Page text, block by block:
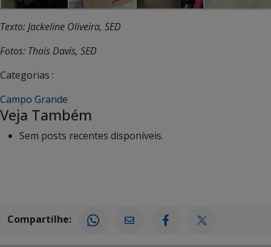
Texto: Jackeline Oliveira, SED
Fotos: Thais Davis, SED
Categorias :
Campo Grande
Veja Também
Sem posts recentes disponíveis.
Compartilhe: